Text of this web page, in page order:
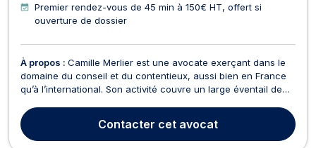
Premier rendez-vous de 45 min à 150€ HT, offert si
ouverture de dossier
À propos : Camille Merlier est une avocate exerçant dans le
domaine du conseil et du contentieux, aussi bien en France
qu’à l’international. Son activité couvre un large éventail de
civil et commercial, le droit de l’art et la propriété littéraire et
artistique, le droit soc...Contacter cet avocat